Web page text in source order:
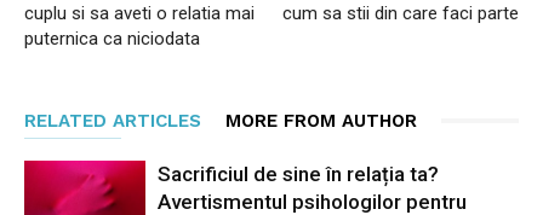
cuplu si sa aveti o relatia mai
puternica ca niciodata
cum sa stii din care faci parte
RELATED ARTICLES MORE FROM AUTHOR
Sacrificiul de sine în relația ta?
Avertismentul psihologilor pentru